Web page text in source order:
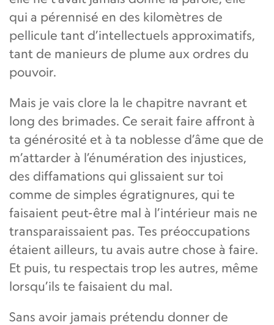
qui a pérennisé en des kilomètres de
pellicule tant d’intellectuels approximatifs,
tant de manieurs de plume aux ordres du
pouvoir.
Mais je vais clore la le chapitre navrant et
long des brimades. Ce serait faire affront à
ta générosité et à ta noblesse d’âme que de
m’attarder à l’énumération des injustices,
des diffamations qui glissaient sur toi
comme de simples égratignures, qui te
faisaient peut-être mal à l’intérieur mais ne
transparaissaient pas. Tes préoccupations
étaient ailleurs, tu avais autre chose à faire.
Et puis, tu respectais trop les autres, même
lorsqu’ils te faisaient du mal.
Sans avoir jamais prétendu donner de